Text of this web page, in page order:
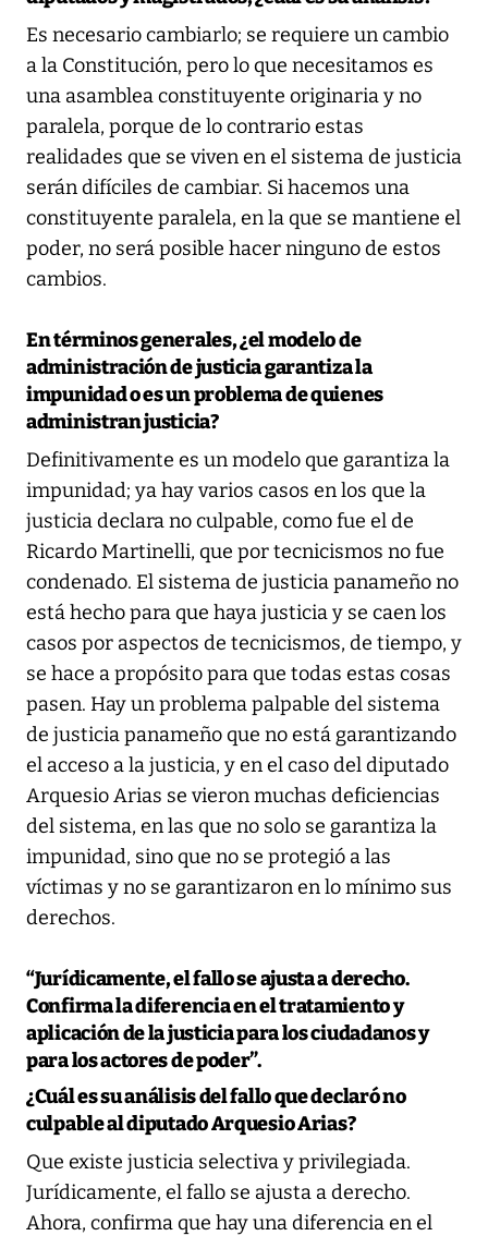
Es necesario cambiarlo; se requiere un cambio
a la Constitución, pero lo que necesitamos es
una asamblea constituyente originaria y no
paralela, porque de lo contrario estas
realidades que se viven en el sistema de justicia
serán difíciles de cambiar. Si hacemos una
constituyente paralela, en la que se mantiene el
poder, no será posible hacer ninguno de estos
cambios.
En términos generales, ¿el modelo de
administración de justicia garantiza la
impunidad o es un problema de quienes
administran justicia?
Definitivamente es un modelo que garantiza la
impunidad; ya hay varios casos en los que la
justicia declara no culpable, como fue el de
Ricardo Martinelli, que por tecnicismos no fue
condenado. El sistema de justicia panameño no
está hecho para que haya justicia y se caen los
casos por aspectos de tecnicismos, de tiempo, y
se hace a propósito para que todas estas cosas
pasen. Hay un problema palpable del sistema
de justicia panameño que no está garantizando
el acceso a la justicia, y en el caso del diputado
Arquesio Arias se vieron muchas deficiencias
del sistema, en las que no solo se garantiza la
impunidad, sino que no se protegió a las
víctimas y no se garantizaron en lo mínimo sus
derechos.
“Jurídicamente, el fallo se ajusta a derecho.
Confirma la diferencia en el tratamiento y
aplicación de la justicia para los ciudadanos y
para los actores de poder”.
¿Cuál es su análisis del fallo que declaró no
culpable al diputado Arquesio Arias?
Que existe justicia selectiva y privilegiada.
Jurídicamente, el fallo se ajusta a derecho.
Ahora, confirma que hay una diferencia en el